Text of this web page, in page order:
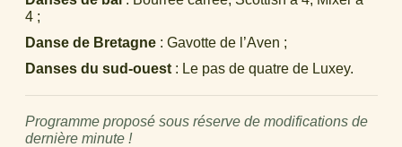
4 ;
Danse de Bretagne: Gavotte de l’Aven ;
Danses du sud-ouest: Le pas de quatre de Luxey.
Programme proposé sous réserve de modifications de
dernière minute !